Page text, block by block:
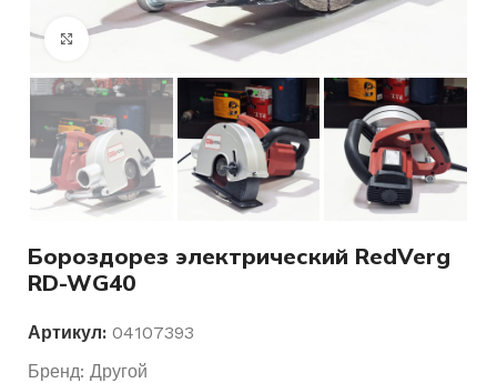
Нажмите, чтобы увеличить
Бороздорез электрический RedVerg
RD-WG40
Артикул: 04107393
Бренд: Другой